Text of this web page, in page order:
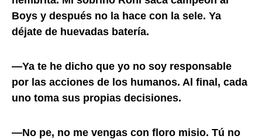
Boys y después no la hace con la sele. Ya
déjate de huevadas batería.
—Ya te he dicho que yo no soy responsable
por las acciones de los humanos. Al final, cada
uno toma sus propias decisiones.
—No pe, no me vengas con floro misio. Tú no